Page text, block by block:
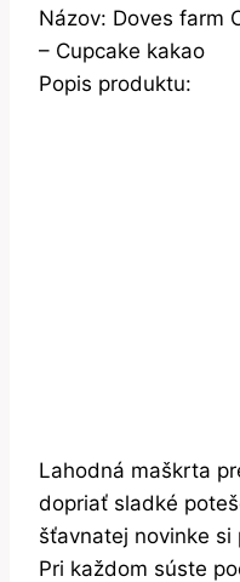
Názov: Doves farm
– Cupcake kakao
Popis produktu:
Lahodná maškrta
dopriať sladké
šťavnatej novinke
Pri každom súste